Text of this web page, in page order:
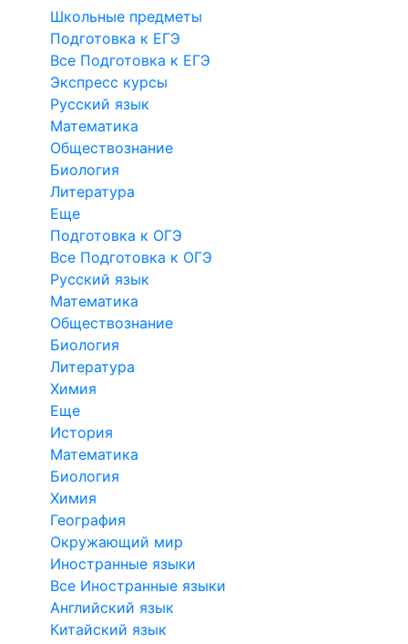
Школьные предметы
Подготовка к ЕГЭ
Все Подготовка к ЕГЭ
Экспресс курсы
Русский язык
Математика
Обществознание
Биология
Литература
Еще
Подготовка к ОГЭ
Все Подготовка к ОГЭ
Русский язык
Математика
Обществознание
Биология
Литература
Химия
Еще
История
Математика
Биология
Химия
География
Окружающий мир
Иностранные языки
Все Иностранные языки
Английский язык
Китайский язык